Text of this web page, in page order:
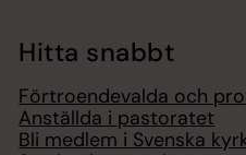
Hitta snabbt
Förtroendevalda och
Anställda i pastoratet
Bli medlem i Svenska